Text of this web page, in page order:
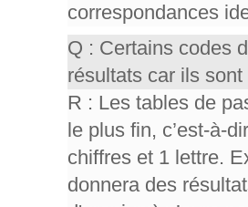
correspondances
Q : Certains codes
résultats car ils
R : Les tables de
le plus fin, c’est-à-
chiffres et 1 lettre.
donnera des